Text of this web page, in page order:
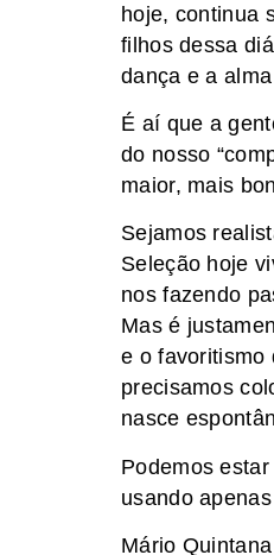
hoje, continua
filhos dessa
dança e a
​É aí que a
do nosso
maior, mais
​Sejamos
Seleção hoje
nos fazendo
Mas é
e o favoritismo
precisamos
nasce
​Podemos
usando
​Mário